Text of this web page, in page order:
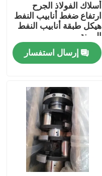
أسلاك الفولاذ الجرح
ارتفاع ضغط أنابيب النفط
هيكل طبقة أنابيب النفط
المرنة
إرسال استفسار